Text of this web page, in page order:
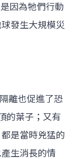
因為牠們行動
發生大規模災
離也促進了恐
的葉子；又有
是當時兇猛的
生消長的情